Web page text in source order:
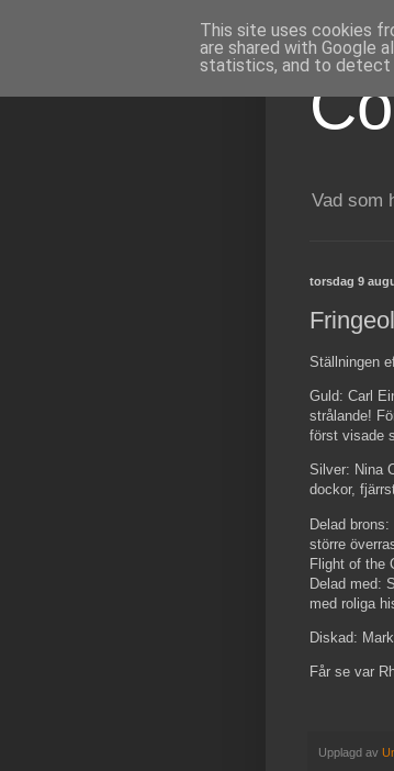
Vad som
torsdag 9
Ställningen
Guld: Carl
strålande!
först visade
Silver: Nina
dockor,
Delad
större
Flight of the
Delad med:
med roliga
Diskad:
Får se var
Upplagd av
This site uses cookies
are shared with Google
statistics, and to detect